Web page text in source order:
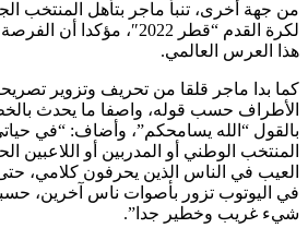
من جهة أخرى، تنبأ ماجر بتأهل المنتخب
لكرة القدم “قطر 2022″،
هذا العرس العالمي.
كما بدا ماجر قلقا من تحريف وتزوير
الأطراف حسب قوله، واصفا ما يحدث
بالقول “الله يسامحكم”، وأضاف: “في
المنتخب الوطني أو المدربين أو اللاعبين
العيب في الناس الذين يحرفون كلامي، حتى
في اليوتوب تزور بأصوات ناس آخرين، حسبي
شيء غريب وخطير جدا”.